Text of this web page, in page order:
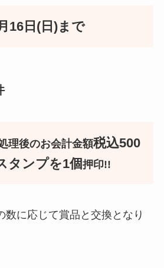
16日(日)まで
理後のお会計金額税込500
タンプを1個押印!!
数に応じて賞品と交換となり